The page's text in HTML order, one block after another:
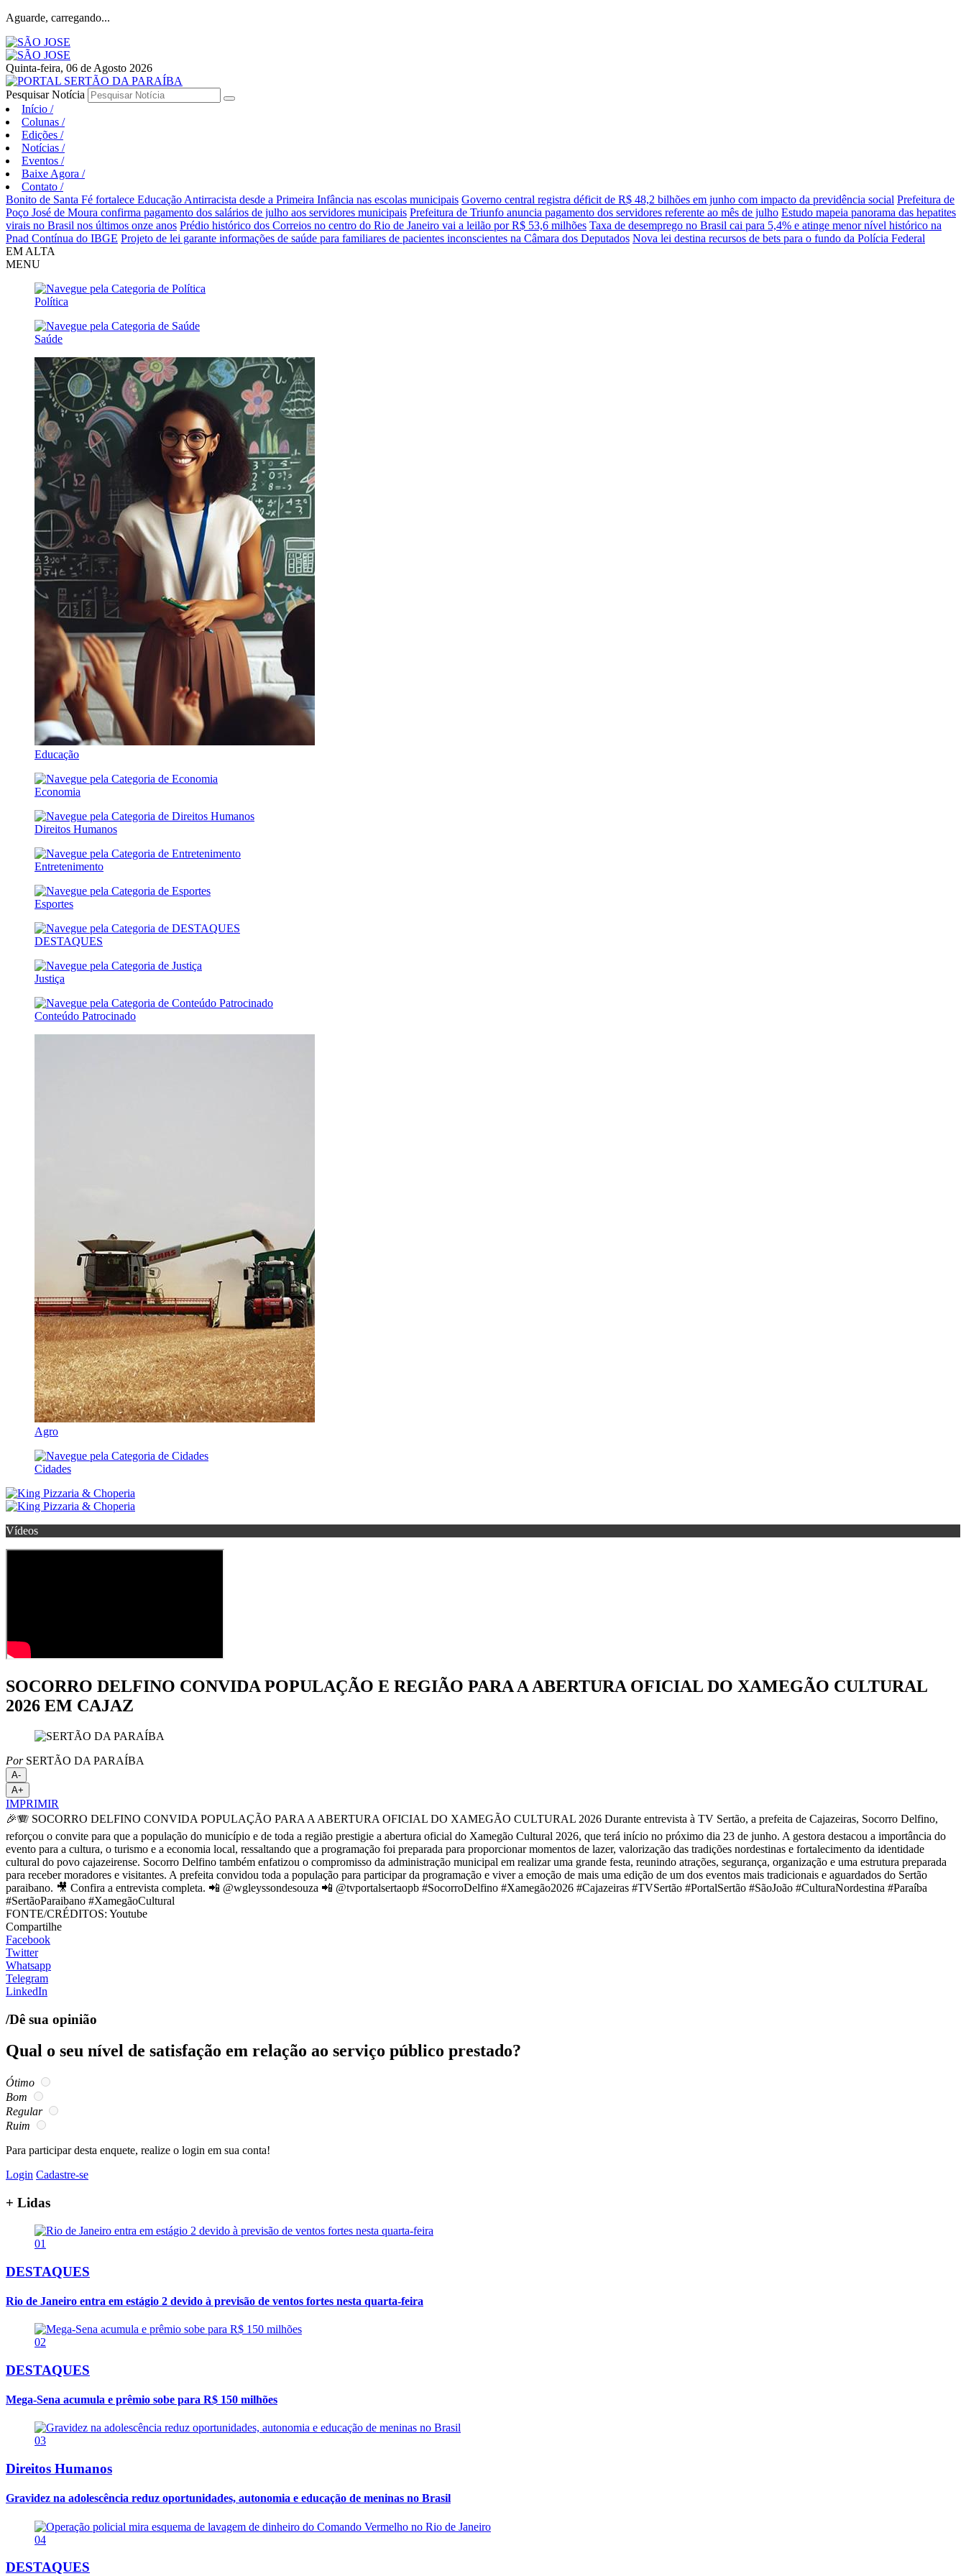
Aguarde, carregando...
Quinta-feira, 06 de Agosto 2026
Pesquisar Notícia
Início /
Colunas /
Edições /
Notícias /
Eventos /
Baixe Agora /
Contato /
Bonito de Santa Fé fortalece Educação Antirracista desde a Primeira Infância nas escolas municipais Governo central registra déficit de R$ 48,2 bilhões em junho com impacto da previdência social Prefeitura de
Poço José de Moura confirma pagamento dos salários de julho aos servidores municipais Prefeitura de Triunfo anuncia pagamento dos servidores referente ao mês de julho Estudo mapeia panorama das hepatites
virais no Brasil nos últimos onze anos Prédio histórico dos Correios no centro do Rio de Janeiro vai a leilão por R$ 53,6 milhões Taxa de desemprego no Brasil cai para 5,4% e atinge menor nível histórico na
Pnad Contínua do IBGE Projeto de lei garante informações de saúde para familiares de pacientes inconscientes na Câmara dos Deputados Nova lei destina recursos de bets para o fundo da Polícia Federal
EM ALTA
MENU
Política
Saúde
Educação
Economia
Direitos Humanos
Entretenimento
Esportes
DESTAQUES
Justiça
Conteúdo Patrocinado
Agro
Cidades
Vídeos
SOCORRO DELFINO CONVIDA POPULAÇÃO E REGIÃO PARA A ABERTURA OFICIAL DO XAMEGÃO CULTURAL
2026 EM CAJAZ
PorSERTÃO DA PARAÍBA
A-
A+
IMPRIMIR
🎉🪗 SOCORRO DELFINO CONVIDA POPULAÇÃO PARA A ABERTURA OFICIAL DO XAMEGÃO CULTURAL 2026 Durante entrevista à TV Sertão, a prefeita de Cajazeiras, Socorro Delfino,
reforçou o convite para que a população do município e de toda a região prestigie a abertura oficial do Xamegão Cultural 2026, que terá início no próximo dia 23 de junho. A gestora destacou a importância do
evento para a cultura, o turismo e a economia local, ressaltando que a programação foi preparada para proporcionar momentos de lazer, valorização das tradições nordestinas e fortalecimento da identidade
cultural do povo cajazeirense. Socorro Delfino também enfatizou o compromisso da administração municipal em realizar uma grande festa, reunindo atrações, segurança, organização e uma estrutura preparada
para receber moradores e visitantes. A prefeita convidou toda a população para participar da programação e viver a emoção de mais uma edição de um dos eventos mais tradicionais e aguardados do Sertão
paraibano. 🎥 Confira a entrevista completa. 📲 @wgleyssondesouza 📲 @tvportalsertaopb #SocorroDelfino #Xamegão2026 #Cajazeiras #TVSertão #PortalSertão #SãoJoão #CulturaNordestina #Paraíba
#SertãoParaibano #XamegãoCultural
FONTE/CRÉDITOS: Youtube
Compartilhe
Facebook
Twitter
Whatsapp
Telegram
LinkedIn
/Dê sua opinião
Qual o seu nível de satisfação em relação ao serviço público prestado?
Ótimo
Bom
Regular
Ruim
Para participar desta enquete, realize o login em sua conta!
Login Cadastre-se
+ Lidas
01
DESTAQUES
Rio de Janeiro entra em estágio 2 devido à previsão de ventos fortes nesta quarta-feira
02
DESTAQUES
Mega-Sena acumula e prêmio sobe para R$ 150 milhões
03
Direitos Humanos
Gravidez na adolescência reduz oportunidades, autonomia e educação de meninas no Brasil
04
DESTAQUES